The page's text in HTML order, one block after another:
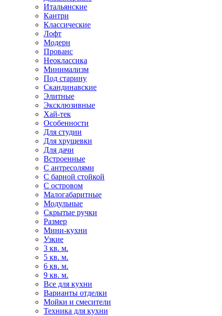
Итальянские
Кантри
Классические
Лофт
Модерн
Прованс
Неоклассика
Минимализм
Под старину
Скандинавские
Элитные
Эксклюзивные
Хай-тек
Особенности
Для студии
Для хрущевки
Для дачи
Встроенные
С антресолями
С барной стойкой
С островом
Малогабаритные
Модульные
Скрытые ручки
Размер
Мини-кухни
Узкие
3 кв. м.
5 кв. м.
6 кв. м.
9 кв. м.
Все для кухни
Варианты отделки
Мойки и смесители
Техника для кухни